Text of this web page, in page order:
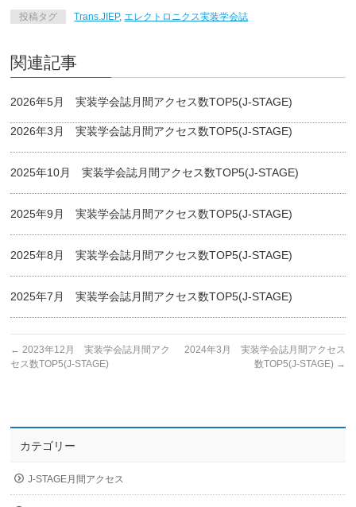
投稿タグ Trans.JIEP, エレクトロニクス実装学会誌
関連記事
2026年5月 実装学会誌月間アクセス数TOP5(J-STAGE)
2026年3月 実装学会誌月間アクセス数TOP5(J-STAGE)
2025年10月 実装学会誌月間アクセス数TOP5(J-STAGE)
2025年9月 実装学会誌月間アクセス数TOP5(J-STAGE)
2025年8月 実装学会誌月間アクセス数TOP5(J-STAGE)
2025年7月 実装学会誌月間アクセス数TOP5(J-STAGE)
← 2023年12月 実装学会誌月間アク
セス数TOP5(J-STAGE)
2024年3月 実装学会誌月間アクセス
数TOP5(J-STAGE) →
カテゴリー
J-STAGE月間アクセス